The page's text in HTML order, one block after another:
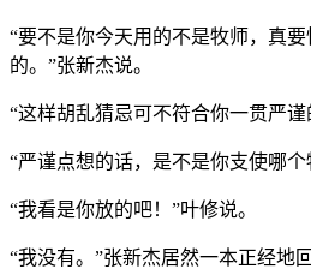
“要不是你今天用的不是牧师，真
的。”张新杰说。
“这样胡乱猜忌可不符合你一贯严谨
“严谨点想的话，是不是你支使哪个
“我看是你放的吧！”叶修说。
“我没有。”张新杰居然一本正经地回